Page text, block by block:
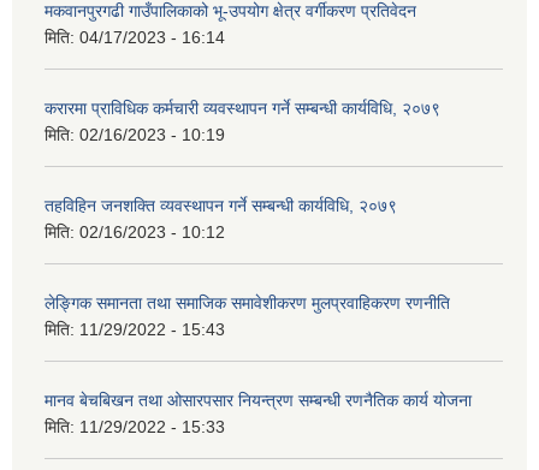
मकवानपुरगढी गाउँपालिकाको भू-उपयोग क्षेत्र वर्गीकरण प्रतिवेदन
मिति: 04/17/2023 - 16:14
करारमा प्राविधिक कर्मचारी व्यवस्थापन गर्ने सम्बन्धी कार्यविधि, २०७९
मिति: 02/16/2023 - 10:19
तहविहिन जनशक्ति व्यवस्थापन गर्ने सम्बन्धी कार्यविधि, २०७९
मिति: 02/16/2023 - 10:12
लेङ्गिक समानता तथा समाजिक समावेशीकरण मुलप्रवाहिकरण रणनीति
मिति: 11/29/2022 - 15:43
मानव बेचबिखन तथा ओसारपसार नियन्त्रण सम्बन्धी रणनैतिक कार्य योजना
मिति: 11/29/2022 - 15:33